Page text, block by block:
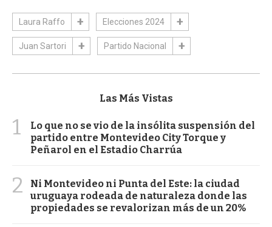
Laura Raffo Elecciones 2024
Juan Sartori Partido Nacional
Las Más Vistas
1
Lo que no se vio de la insólita suspensión del
partido entre Montevideo City Torque y
Peñarol en el Estadio Charrúa
2
Ni Montevideo ni Punta del Este: la ciudad
uruguaya rodeada de naturaleza donde las
propiedades se revalorizan más de un 20%